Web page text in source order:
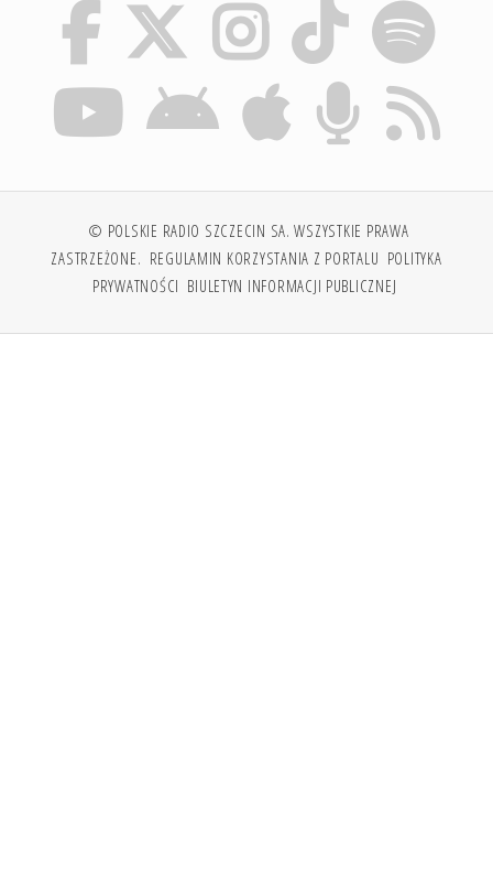
© POLSKIE RADIO SZCZECIN SA. WSZYSTKIE PRAWA
ZASTRZEŻONE. REGULAMIN KORZYSTANIA Z PORTALU POLITYKA
PRYWATNOŚCI BIULETYN INFORMACJI PUBLICZNEJ